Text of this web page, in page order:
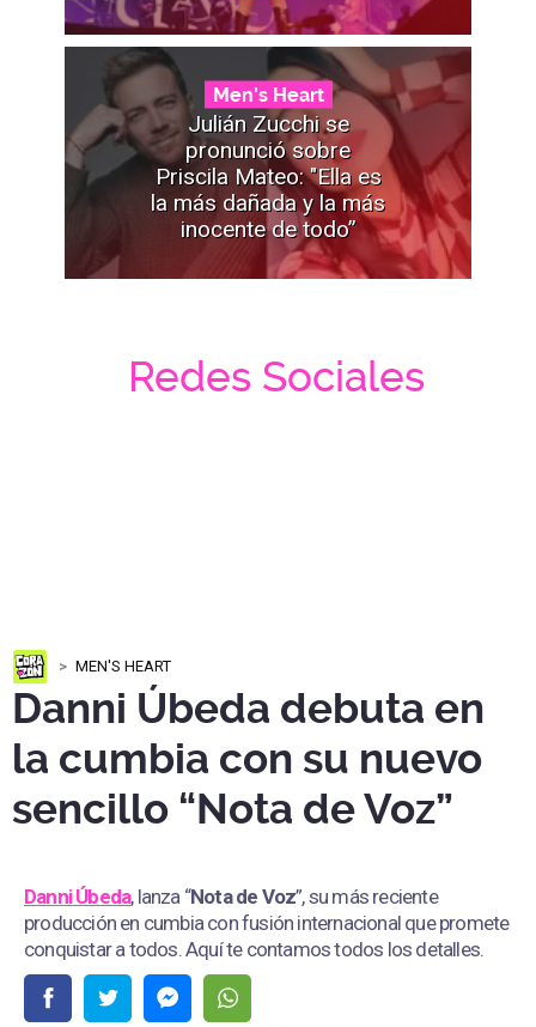
Men's Heart
Julián Zucchi se
pronunció sobre
Priscila Mateo: "Ella es
la más dañada y la más
inocente de todo”
Redes Sociales
MEN'S HEART
Danni Úbeda debuta en
la cumbia con su nuevo
sencillo “Nota de Voz”
Danni Úbeda, lanza “Nota de Voz”, su más reciente
producción en cumbia con fusión internacional que promete
conquistar a todos. Aquí te contamos todos los detalles.